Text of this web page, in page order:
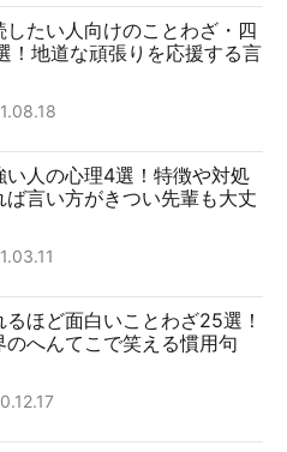
したい人向けのことわざ・四
！地道な頑張りを応援する言
い人の心理4選！特徴や対処
ば言い方がきつい先輩も大丈
るほど面白いことわざ25選！
のへんてこで笑える慣用句